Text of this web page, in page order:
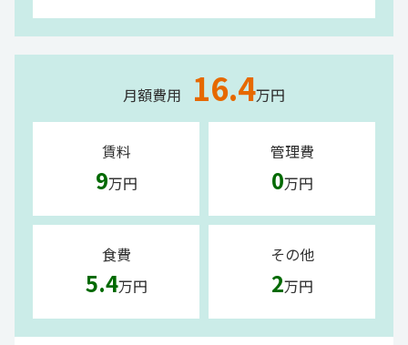
月額費用 16.4万円
賃料
9万円
管理費
0万円
食費
5.4万円
その他
2万円